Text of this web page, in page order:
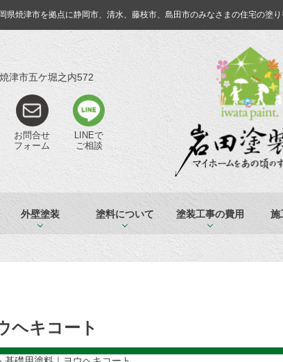
県焼津市を拠点に静岡市、清水、藤枝市、島田市のみなさまの住宅の塗
津市五ケ堀之内572
お問合せ
フォーム
LINEで
ご相談
外壁塗装 塗料について 塗装工事の費用 施
ヘキコート